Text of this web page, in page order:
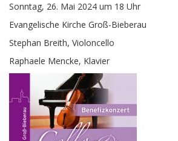
Sonntag, 26. Mai 2024 um 18 Uhr
Evangelische Kirche Groß-Bieberau
Stephan Breith, Violoncello
Raphaele Mencke, Klavier